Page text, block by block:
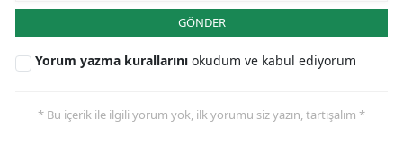
GÖNDER
Yorum yazma kurallarını okudum ve kabul ediyorum
* Bu içerik ile ilgili yorum yok, ilk yorumu siz yazın, tartışalım *